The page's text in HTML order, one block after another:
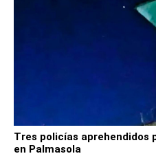
Tres policías aprehendidos
en Palmasola